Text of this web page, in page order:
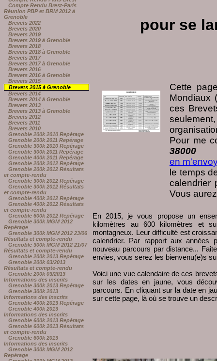
Compte Rendu Brest-Paris
Réunion PBP et BRM 2012 à
Grenoble
Brevets 2022
Brevets 2020
Brevets 2019
Brevets 2019 à Grenoble
Brevets 2018
Brevets 2018 à Grenoble
Brevets 2017
Brevets 2017 à Grenoble
Brevets 2016
Brevets 2016 à Grenoble
Brevets 2015
Brevets 2015 à Grenoble
Brevets 2014
Brevets 2014 à Grenoble
Brevets 2013
Brevets 2013 à Grenoble
Brevets 2012
Brevets 2011
Brevets 2010
Grenoble 200k 2010 Repérage
Grenoble 200k 2011 Repérage
Grenoble 300k 2010 Repérage
Grenoble 300k 2011 Repérage
Grenoble 400k 2011 Repérage
Grenoble 200k 2012 Repérage
Grenoble 200k 2012 Résultats
et compte-rendu
Grenoble 300k 2012 Repérage
Grenoble 300k 2012 Résultats
et compte-rendu
Grenoble 400k 2012 Repérage
Grenoble 400k 2012 Résultats
et compte-rendu
Grenoble 600k 2012 Repérage
Grenoble 300k MGM 2012
Repérage
Grenoble 300k MGM 2012 23/06
Résultats et compte-rendu
Grenoble 300k MGM 2012 21/07
Résultats et compte-rendu
Grenoble 200k 2013 Repérage
Grenoble 200k 03/2013
Résultats et compte-rendu
Grenoble 200k 03/2013
Informations des inscrits
Grenoble 300k 2013 Repérage
Grenoble 300k 2013
Informations des inscrits
Grenoble 400k 2013 Repérage
Grenoble 400k 2013
Informations des inscrits
Grenoble 600k 2013 Repérage
Grenoble 600k 2013 Résultats
et compte-rendu
Grenoble 600k 2013
Informations des inscrits
Grenoble 300k MGM 2012
Repérage
pour se
Cette
Mondiaux
ces
Pour me
38000
en
le temps
calendrier
Vous
En 2015, je vous propose un
kilomètres au 600 kilomètres et
montagneux. Leur difficulté est
calendrier. Par rapport aux
nouveau parcours par distance...
envies, vous serez les bienvenu(e)s
Voici une vue calendaire de ces
sur les dates en jaune, vous
parcours. En cliquant sur la date en
sur cette page, là où se trouve un